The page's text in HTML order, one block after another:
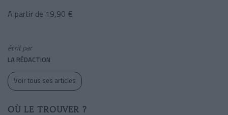
A partir de 19,90 €
écrit par
LA RÉDACTION
Voir tous ses articles
OÙ LE TROUVER ?